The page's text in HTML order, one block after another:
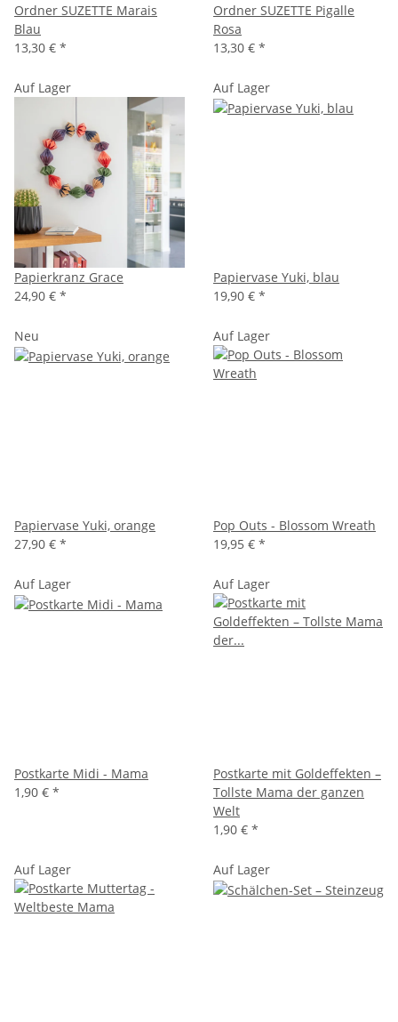
Ordner SUZETTE Marais
Blau
13,30 € *
Ordner SUZETTE Pigalle
Rosa
13,30 € *
Auf Lager
Papierkranz Grace
24,90 € *
Auf Lager
Papiervase Yuki, blau
19,90 € *
Neu
Papiervase Yuki, orange
27,90 € *
Auf Lager
Pop Outs - Blossom Wreath
19,95 € *
Auf Lager
Postkarte Midi - Mama
1,90 € *
Auf Lager
Postkarte mit Goldeffekten –
Tollste Mama der ganzen
Welt
1,90 € *
Auf Lager Auf Lager